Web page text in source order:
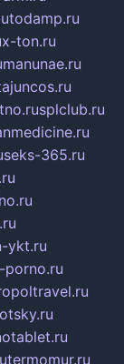
x-ton.ru
manunae.ru
splclub.ru
seks-365.ru
ykt.ru
porno.ru
termomur.ru